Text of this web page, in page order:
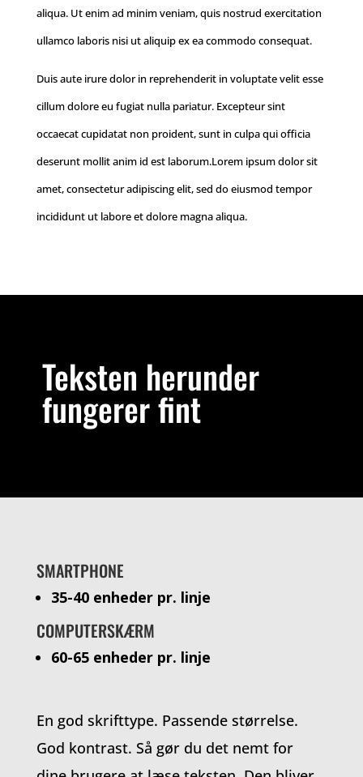
aliqua. Ut enim ad minim veniam, quis nostrud exercitation
ullamco laboris nisi ut aliquip ex ea commodo consequat.
Duis aute irure dolor in reprehenderit in voluptate velit esse
cillum dolore eu fugiat nulla pariatur. Excepteur sint
occaecat cupidatat non proident, sunt in culpa qui officia
deserunt mollit anim id est laborum.Lorem ipsum dolor sit
amet, consectetur adipiscing elit, sed do eiusmod tempor
incididunt ut labore et dolore magna aliqua.
Teksten herunder
fungerer fint
SMARTPHONE
35-40 enheder pr. linje
COMPUTERSKÆRM
60-65 enheder pr. linje
En god skrifttype. Passende størrelse.
God kontrast. Så gør du det nemt for